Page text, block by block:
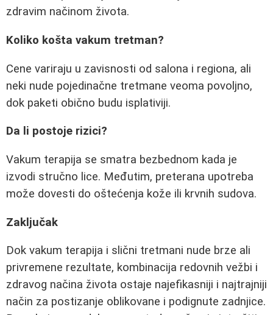
zdravim načinom života.
Koliko košta vakum tretman?
Cene variraju u zavisnosti od salona i regiona, ali
neki nude pojedinačne tretmane veoma povoljno,
dok paketi obično budu isplativiji.
Da li postoje rizici?
Vakum terapija se smatra bezbednom kada je
izvodi stručno lice. Međutim, preterana upotreba
može dovesti do oštećenja kože ili krvnih sudova.
Zaključak
Dok vakum terapija i slični tretmani nude brze ali
privremene rezultate, kombinacija redovnih vežbi i
zdravog načina života ostaje najefikasniji i najtrajniji
način za postizanje oblikovane i podignute zadnjice.